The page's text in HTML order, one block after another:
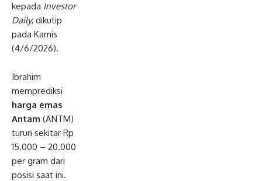
kepada Investor
Daily, dikutip
pada Kamis
(4/6/2026).
Ibrahim
memprediksi
harga emas
Antam (ANTM)
turun sekitar Rp
15.000 – 20.000
per gram dari
posisi saat ini.